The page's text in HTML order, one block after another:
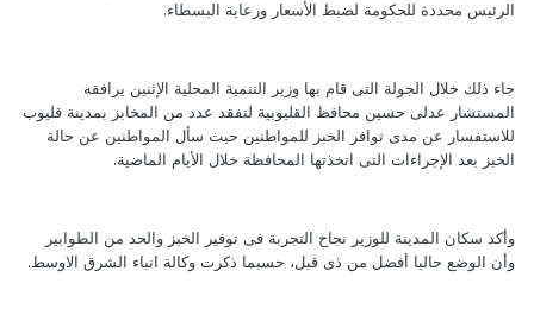
الرئيس محددة للحكومة لضبط الأسعار ورعاية البسطاء.
جاء ذلك خلال الجولة التى قام بها وزير التنمية المحلية الإثنين يرافقه
المستشار عدلى حسين محافظ القليوبية لتفقد عدد من المخابز بمدينة قليوب
للاستفسار عن مدى توافر الخبز للمواطنين حيث سأل المواطنين عن حالة
الخبز بعد الإجراءات التى اتخذتها المحافظة خلال الأيام الماضية.
وأكد سكان المدينة للوزير نجاح التجربة فى توفير الخبز والحد من الطوابير
وأن الوضع حاليا أفضل من ذى قبل، حسبما ذكرت وكالة انباء الشرق الاوسط.